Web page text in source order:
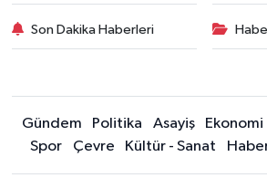
Son Dakika Haberleri
Gündem Politika Asayiş Ekonomi
Spor
Çevre Kültür - Sanat